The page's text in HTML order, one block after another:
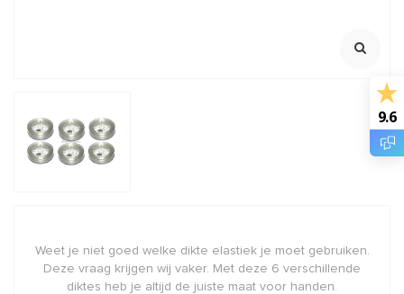
Weet je niet goed welke dikte elastiek je moet gebruiken.
Deze vraag krijgen wij vaker. Met deze 6 verschillende
diktes heb je altijd de juiste maat voor handen.
9.6